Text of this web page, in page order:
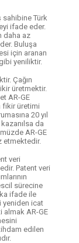
sahibine Türk
ifade eder.
daha az
Buluşa
için aranan
yeniliktir.
Çağın
üretmektir.
AR-GE
fikir üretimi
20 yıl
da
AR-GE
etmektedir.
veri
Patent veri
sürecine
ifade ile
yeniden icat
almak AR-GE
edilen